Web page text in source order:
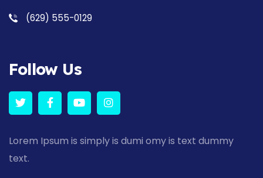
(629) 555-0129
Follow Us
Lorem Ipsum is simply is dumi omy is text dummy
text.